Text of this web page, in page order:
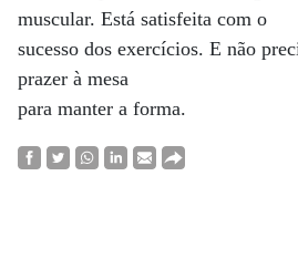
muscular. Está satisfeita com o
sucesso dos exercícios. E não
prazer à mesa
para manter a forma.